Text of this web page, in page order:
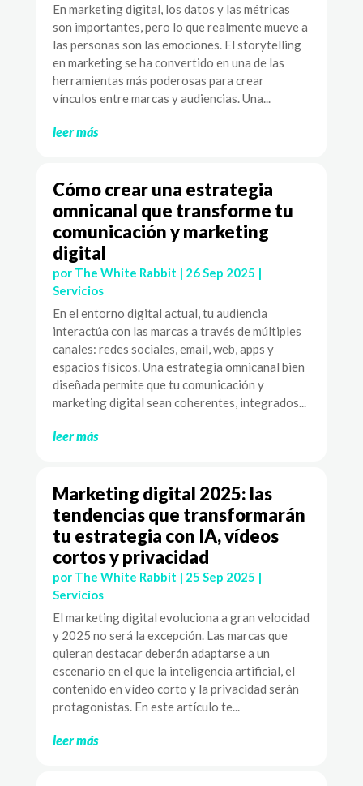
En marketing digital, los datos y las métricas
son importantes, pero lo que realmente mueve a
las personas son las emociones. El storytelling
en marketing se ha convertido en una de las
herramientas más poderosas para crear
vínculos entre marcas y audiencias. Una...
leer más
Cómo crear una estrategia
omnicanal que transforme tu
comunicación y marketing
digital
por The White Rabbit | 26 Sep 2025 |
Servicios
En el entorno digital actual, tu audiencia
interactúa con las marcas a través de múltiples
canales: redes sociales, email, web, apps y
espacios físicos. Una estrategia omnicanal bien
diseñada permite que tu comunicación y
marketing digital sean coherentes, integrados...
leer más
Marketing digital 2025: las
tendencias que transformarán
tu estrategia con IA, vídeos
cortos y privacidad
por The White Rabbit | 25 Sep 2025 |
Servicios
El marketing digital evoluciona a gran velocidad
y 2025 no será la excepción. Las marcas que
quieran destacar deberán adaptarse a un
escenario en el que la inteligencia artificial, el
contenido en vídeo corto y la privacidad serán
protagonistas. En este artículo te...
leer más